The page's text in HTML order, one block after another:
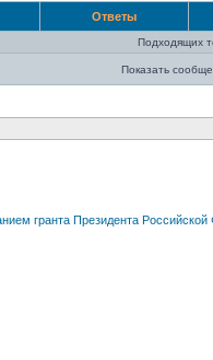
Ответы
Подходящих
Показать